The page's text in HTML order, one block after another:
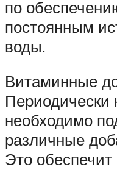
по
постоянным
воды.
Витаминные
Периодически
необходимо
различные
Это